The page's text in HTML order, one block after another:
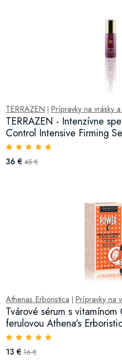
TERRAZEN | Prípravky na vrásky
TERRAZEN - Intenzívne
Control Intensive Firming
36 € 45 €
Athenas Erboristica | Prípravky na
Tvárové sérum s vitamínom
ferulovou Athena's
13 € 16 €